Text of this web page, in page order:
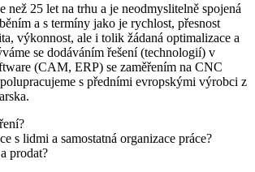
než 25 let na trhu a je neodmyslitelně spojená
a s termíny jako je rychlost, přesnost
výkonnost, ale i tolik žádaná optimalizace a
se dodáváním řešení (technologií) v
(CAM, ERP) se zaměřením na CNC
s předními evropskými výrobci z
s lidmi a samostatná organizace práce?
prodat?